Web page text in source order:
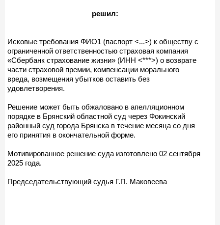
решил:
Исковые требования ФИО1 (паспорт <...>) к обществу с
ограниченной ответственностью страховая компания
«Сбербанк страхование жизни» (ИНН <***>) о возврате
части страховой премии, компенсации морального
вреда, возмещения убытков оставить без
удовлетворения.
Решение может быть обжаловано в апелляционном
порядке в Брянский областной суд через Фокинский
районный суд города Брянска в течение месяца со дня
его принятия в окончательной форме.
Мотивированное решение суда изготовлено 02 сентября
2025 года.
Председательствующий судья Г.П. Маковеева